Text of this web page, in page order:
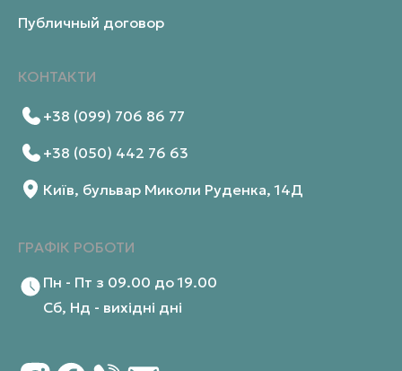
Публичный договор
КОНТАКТИ
+38 (099) 706 86 77
+38 (050) 442 76 63
Київ, бульвар Миколи Руденка, 14Д
ГРАФІК РОБОТИ
Пн - Пт з 09.00 до 19.00
Сб, Нд - вихідні дні